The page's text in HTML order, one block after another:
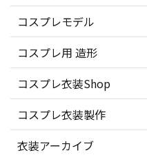
コスプレモデル
コスプレ用 造形
コスプレ衣装Shop
コスプレ衣装製作
衣装アーカイブ